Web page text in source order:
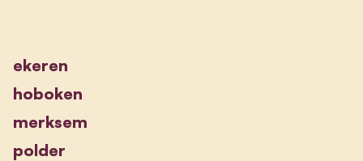
ekeren
hoboken
merksem
polder